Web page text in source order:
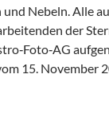
und Nebeln. Alle
der
15. November
Weltall –